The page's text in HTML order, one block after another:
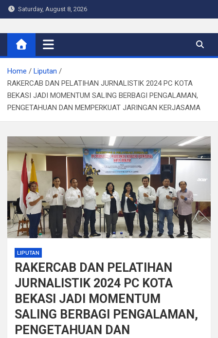
Skip
to
Saturday, August 8, 2026
Warta Indo
Home
Liputan
RAKERCAB DAN PELATIHAN JURNALISTIK 2024 PC KOTA
BEKASI JADI MOMENTUM SALING BERBAGI PENGALAMAN,
PENGETAHUAN DAN MEMPERKUAT JARINGAN KERJASAMA
LIPUTAN
RAKERCAB DAN PELATIHAN
JURNALISTIK 2024 PC KOTA
BEKASI JADI MOMENTUM
SALING BERBAGI PENGALAMAN,
PENGETAHUAN DAN